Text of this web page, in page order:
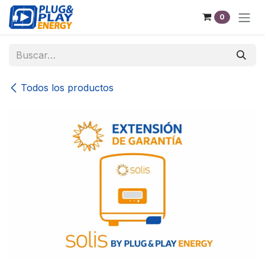
Ir al contenido
0
Todos los productos